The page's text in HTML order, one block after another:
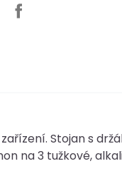
Stojan s
na 3 tužkové,